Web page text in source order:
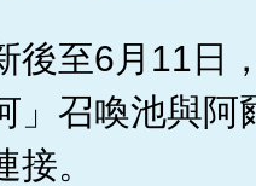
後至6月11日
」召喚池與阿
。